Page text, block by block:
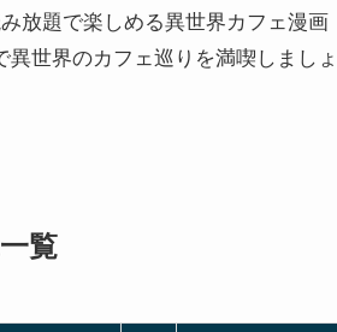
放題で楽しめる異世界カフェ漫画
世界のカフェ巡りを満喫しましょ
覧